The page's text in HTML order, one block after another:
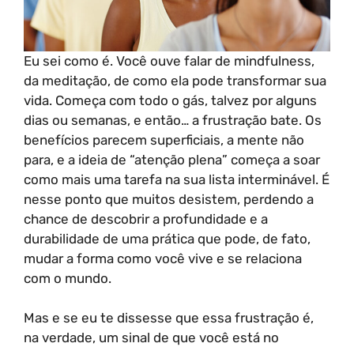
Eu sei como é. Você ouve falar de mindfulness,
da meditação, de como ela pode transformar sua
vida. Começa com todo o gás, talvez por alguns
dias ou semanas, e então… a frustração bate. Os
benefícios parecem superficiais, a mente não
para, e a ideia de “atenção plena” começa a soar
como mais uma tarefa na sua lista interminável. É
nesse ponto que muitos desistem, perdendo a
chance de descobrir a profundidade e a
durabilidade de uma prática que pode, de fato,
mudar a forma como você vive e se relaciona
com o mundo.
Mas e se eu te dissesse que essa frustração é,
na verdade, um sinal de que você está no